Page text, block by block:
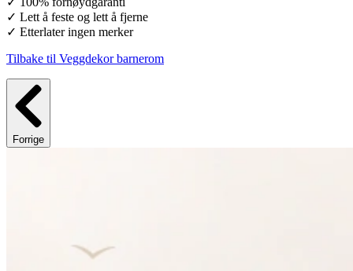
✓ Lett å feste og lett å fjerne
✓ Etterlater ingen merker
Tilbake til Veggdekor barnerom
Forrige